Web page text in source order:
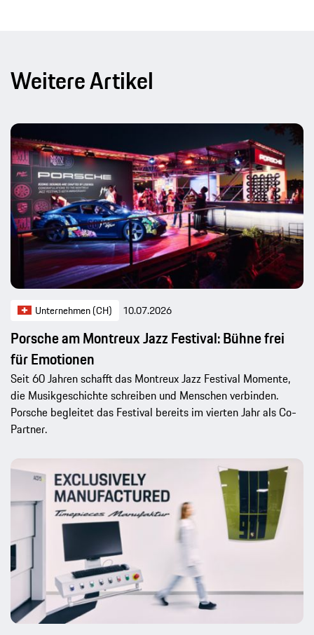
Weitere Artikel
Unternehmen (CH) 10.07.2026
Porsche am Montreux Jazz Festival: Bühne frei
für Emotionen
Seit 60 Jahren schafft das Montreux Jazz Festival Momente,
die Musikgeschichte schreiben und Menschen verbinden.
Porsche begleitet das Festival bereits im vierten Jahr als Co-
Partner.